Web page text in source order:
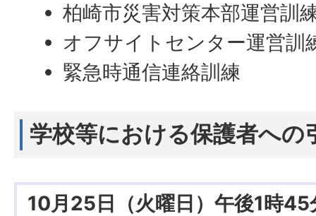
柏崎市災害対策本部運営訓
オフサイトセンター運営訓
緊急時通信連絡訓練
学校等における保護者への
10月25日（火曜日）午後1時45